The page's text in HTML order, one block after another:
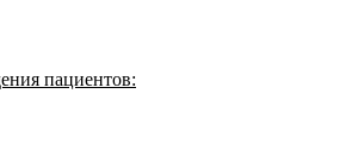
пациентов: